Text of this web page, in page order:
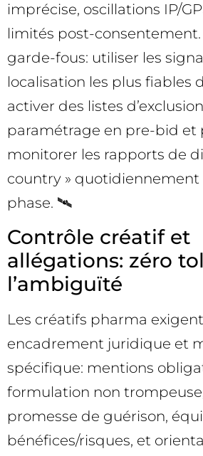
imprécise, oscillations IP/
limités post-
garde-fous: utiliser les
localisation les plus fiables
activer des listes
paramétrage en pre-bid et
monitorer les rapports de
country »
phase. 🛰️
Contrôle créatif et
allégations: zéro
l’ambiguïté
Les créatifs pharma
encadrement juridique et
spécifique: mentions
formulation non
promesse de guérison,
bénéfices/risques, et